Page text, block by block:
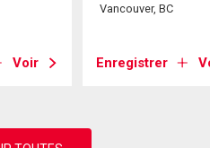
Voir
Vancouver, BC
Enregistrer